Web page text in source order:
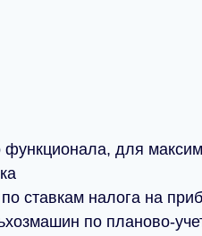
для
ставкам налога на
по планово-